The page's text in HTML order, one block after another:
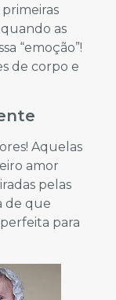
as
“emoção”!
de corpo e
Aquelas
amor
pelas
de que
para